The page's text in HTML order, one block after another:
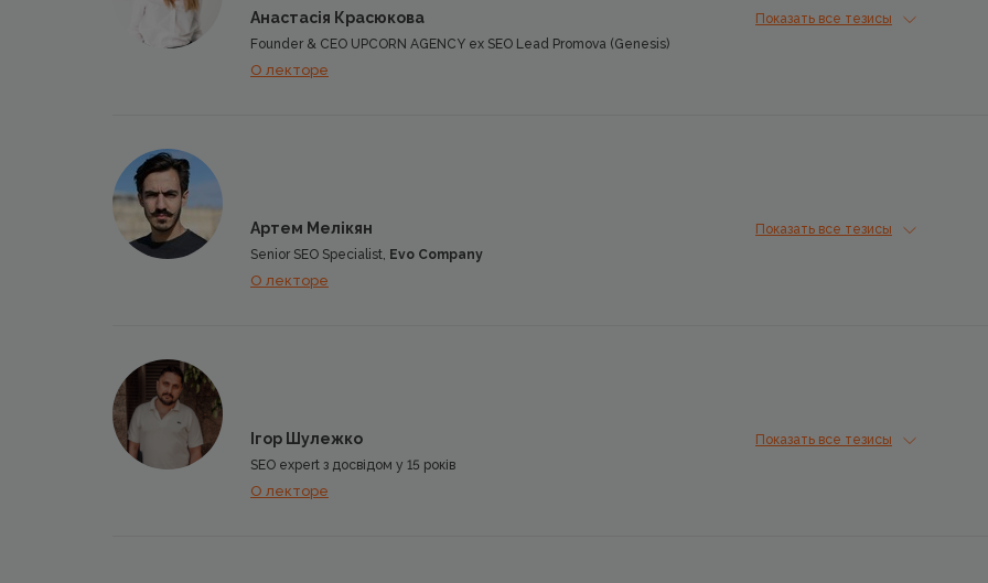
Анастасія Красюкова
Founder & CEO UPCORN AGENCY ex SEO Lead Promova (Genesis)
О лекторе
Показать все тезисы
Артем Мелікян
Senior SEO Specialist, Evo Company
О лекторе
Показать все тезисы
Ігор Шулежко
SEO expert з досвідом у 15 років
О лекторе
Показать все тезисы